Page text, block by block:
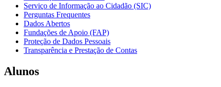
Serviço de Informação ao Cidadão (SIC)
Perguntas Frequentes
Dados Abertos
Fundações de Apoio (FAP)
Proteção de Dados Pessoais
Transparência e Prestação de Contas
Alunos